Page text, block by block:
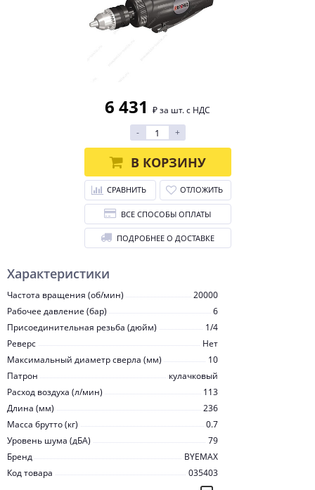
Характеристики
Частота вращения (об/мин)
20000
Рабочее давление (бар)
6
Присоединительная резьба (дюйм)
1/4
Реверс
Нет
Максимальный диаметр сверла (мм)
10
Патрон
кулачковый
Расход воздуха (л/мин)
113
Длина (мм)
236
Масса брутто (кг)
0.7
Уровень шума (дБА)
79
Бренд
BYEMAX
Код товара
035403
6 431 ₽ за шт. с НДС
-
+
В КОРЗИНУ
СРАВНИТЬ ОТЛОЖИТЬ
ВСЕ СПОСОБЫ ОПЛАТЫ
ПОДРОБНЕЕ О ДОСТАВКЕ